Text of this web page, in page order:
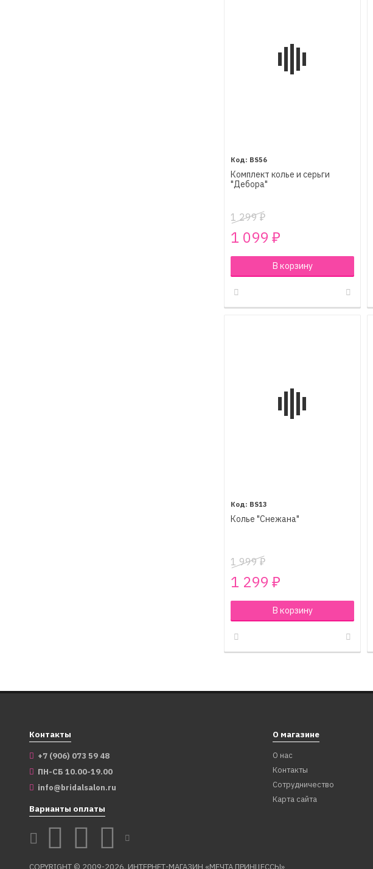
BS56
Комплект колье и серьги
"Дебора"
1 299₽
1 099 ₽
В корзину
BS13
Колье "Снежана"
1 999₽
1 299 ₽
В корзину
Контакты
+7 (906) 073 59 48
ПН-СБ 10.00-19.00
info@bridalsalon.ru
Варианты оплаты
О магазине
О нас
Контакты
Сотрудничество
Карта сайта